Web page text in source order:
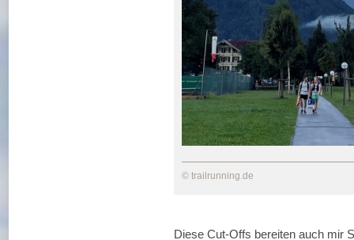
© trailrunning.de
Diese Cut-Offs bereiten auch mir